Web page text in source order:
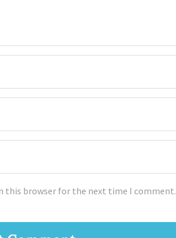
this browser for the next time I comment.